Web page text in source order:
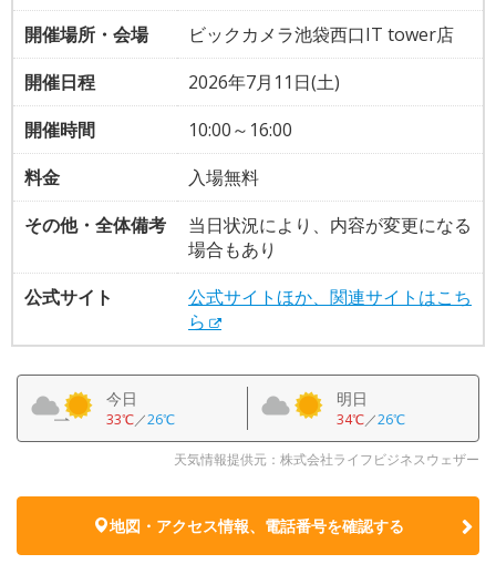
開催場所・会場
ビックカメラ池袋西口IT tower店
開催日程
2026年7月11日(土)
開催時間
10:00～16:00
料金
入場無料
その他・全体備考
当日状況により、内容が変更になる
場合もあり
公式サイト
公式サイトほか、関連サイトはこち
ら
今日
33℃／26℃
明日
34℃／26℃
天気情報提供元：株式会社ライフビジネスウェザー
地図・アクセス情報、電話番号を確認する